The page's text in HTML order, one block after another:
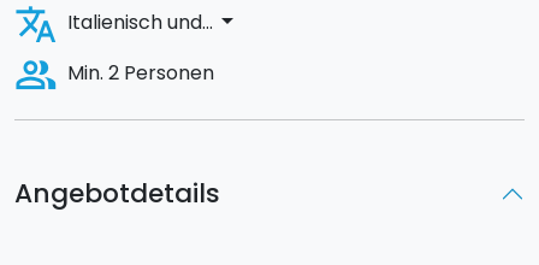
Angebotdetails
translate Italienisch und... arrow_drop_down
people_alt Min. 2 Personen